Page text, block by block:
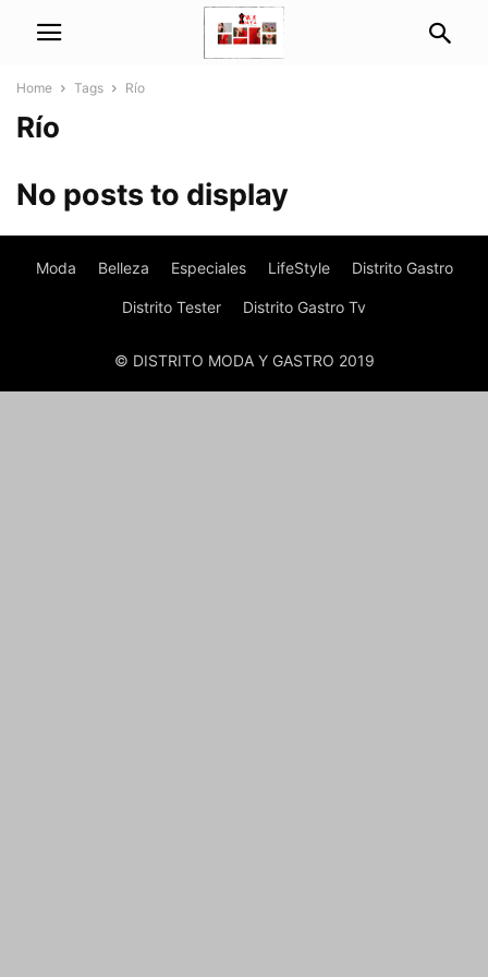
Home Tags Río
Río
No posts to display
Moda Belleza Especiales LifeStyle Distrito Gastro
Distrito Tester Distrito Gastro Tv
© DISTRITO MODA Y GASTRO 2019